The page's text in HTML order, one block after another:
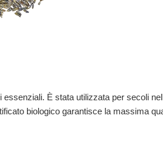
È stata utilizzata per secoli
biologico garantisce la massima